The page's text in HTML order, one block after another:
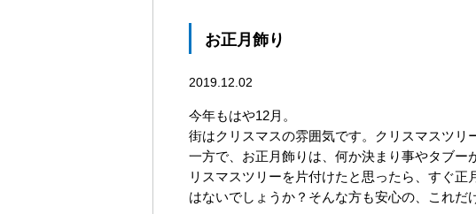
お正月飾り
2019.12.02
今年もはや12月。
街はクリスマスの雰囲気です。クリスマスツリ
一方で、お正月飾りは、何か決まり事やタブ
リスマスツリーを片付けたと思ったら、すぐ
はないでしょうか？そんな方も安心の、これだ